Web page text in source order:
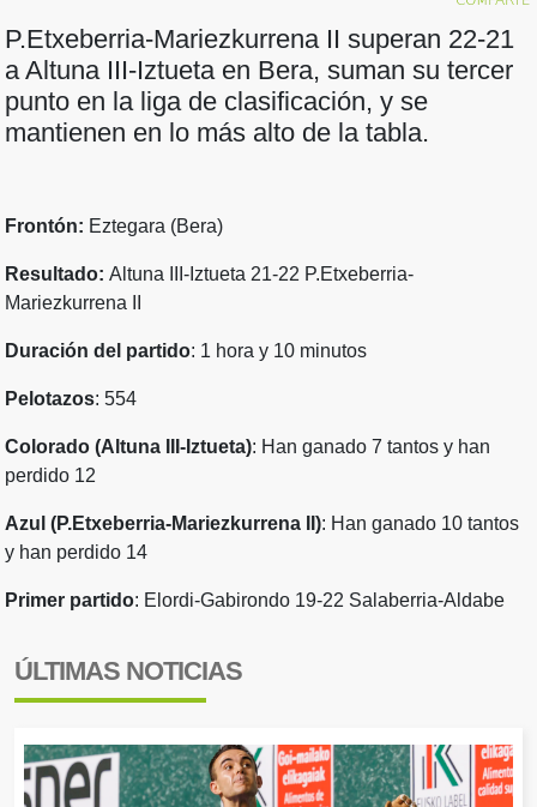
P.Etxeberria-Mariezkurrena II superan 22-21
a Altuna III-Iztueta en Bera, suman su tercer
punto en la liga de clasificación, y se
mantienen en lo más alto de la tabla.
Frontón: Eztegara (Bera)
Resultado: Altuna III-Iztueta 21-22 P.Etxeberria-
Mariezkurrena II
Duración del partido: 1 hora y 10 minutos
Pelotazos: 554
Colorado (Altuna III-Iztueta): Han ganado 7 tantos y han
perdido 12
Azul (P.Etxeberria-Mariezkurrena II): Han ganado 10 tantos
y han perdido 14
Primer partido: Elordi-Gabirondo 19-22 Salaberria-Aldabe
ÚLTIMAS NOTICIAS